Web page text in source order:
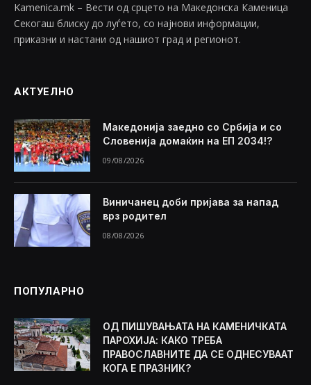
Kamenica.mk – Вести од срцето на Македонска Каменица
Секогаш блиску до луѓето, со најнови информации,
приказни и настани од нашиот град и регионот.
АКТУЕЛНО
Македонија заедно со Србија и со
Словенија домаќин на ЕП 2034!?
09/08/2026
Виничанец доби пријава за напад
врз родител
08/08/2026
ПОПУЛАРНО
ОД ПИШУВАЊАТА НА КАМЕНИЧКАТА
ПАРОХИЈА: КАКО ТРЕБА
ПРАВОСЛАВНИТЕ ДА СЕ ОДНЕСУВААТ
КОГА Е ПРАЗНИК?